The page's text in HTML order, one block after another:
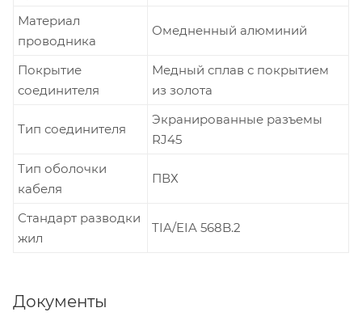
Материал
проводника
Омедненный алюминий
Покрытие
соединителя
Медный сплав с покрытием
из золота
Тип соединителя
Экранированные разъемы
RJ45
Тип оболочки
кабеля
ПВХ
Стандарт разводки
жил
TIA/EIA 568B.2
Документы